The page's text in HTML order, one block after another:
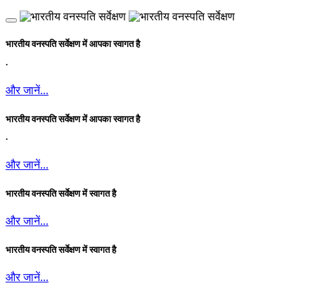
भारतीय वनस्पति सर्वेक्षण में आपका स्वागत है
.
और जानें...
भारतीय वनस्पति सर्वेक्षण में आपका स्वागत है
.
और जानें...
भारतीय वनस्पति सर्वेक्षण में स्वागत है
और जानें...
भारतीय वनस्पति सर्वेक्षण में स्वागत है
और जानें...